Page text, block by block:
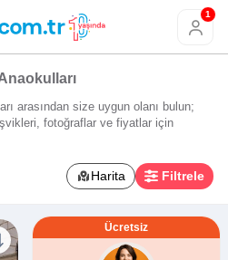
1
arasından size uygun olanı bulun;
fotoğraflar ve fiyatlar için
Harita Filtrele
Ücretsiz